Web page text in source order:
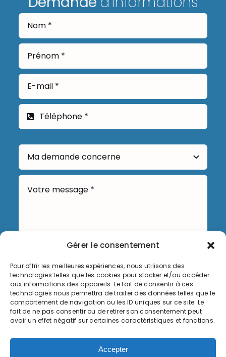
Gérer le consentement
Pour offrir les meilleures expériences, nous utilisons des
technologies telles que les cookies pour stocker et/ou accéder
aux informations des appareils. Le fait de consentir à ces
technologies nous permettra de traiter des données telles que le
comportement de navigation ou les ID uniques sur ce site. Le
fait de ne pas consentir ou de retirer son consentement peut
avoir un effet négatif sur certaines caractéristiques et fonctions.
Accepter
Envoyer
Informations légales
Politique de cookies (UE)